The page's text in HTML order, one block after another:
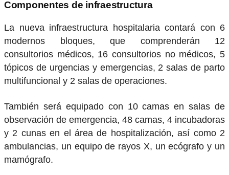
Componentes de infraestructura
La nueva infraestructura hospitalaria contará con 6
modernos bloques, que comprenderán 12
consultorios médicos, 16 consultorios no médicos, 5
tópicos de urgencias y emergencias, 2 salas de parto
multifuncional y 2 salas de operaciones.
También será equipado con 10 camas en salas de
observación de emergencia, 48 camas, 4 incubadoras
y 2 cunas en el área de hospitalización, así como 2
ambulancias, un equipo de rayos X, un ecógrafo y un
mamógrafo.